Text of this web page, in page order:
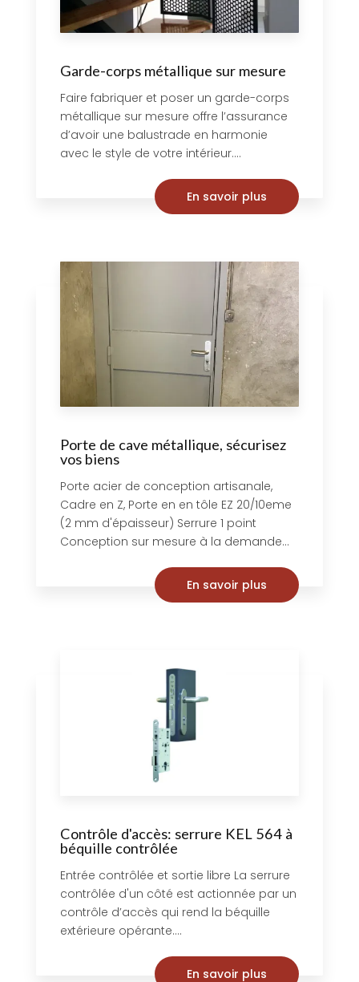
Garde-corps métallique sur mesure
Faire fabriquer et poser un garde-corps
métallique sur mesure offre l’assurance
d’avoir une balustrade en harmonie
avec le style de votre intérieur....
En savoir plus
Porte de cave métallique, sécurisez
vos biens
Porte acier de conception artisanale,
Cadre en Z, Porte en en tôle EZ 20/10eme
(2 mm d'épaisseur) Serrure 1 point
Conception sur mesure à la demande...
En savoir plus
Contrôle d'accès: serrure KEL 564 à
béquille contrôlée
Entrée contrôlée et sortie libre La serrure
contrôlée d'un côté est actionnée par un
contrôle d’accès qui rend la béquille
extérieure opérante....
En savoir plus